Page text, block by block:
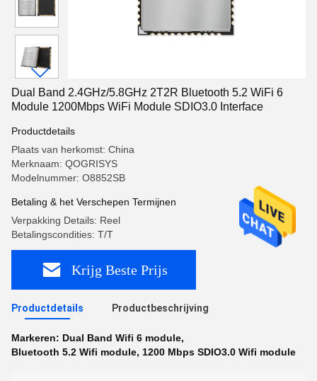
Dual Band 2.4GHz/5.8GHz 2T2R Bluetooth 5.2 WiFi 6
Module 1200Mbps WiFi Module SDIO3.0 Interface
Productdetails
Plaats van herkomst: China
Merknaam: QOGRISYS
Modelnummer: O8852SB
Betaling & het Verschepen Termijnen
Verpakking Details: Reel
Betalingscondities: T/T
Krijg Beste Prijs
Productdetails Productbeschrijving
Markeren: Dual Band Wifi 6 module,
Bluetooth 5.2 Wifi module, 1200 Mbps SDIO3.0 Wifi module